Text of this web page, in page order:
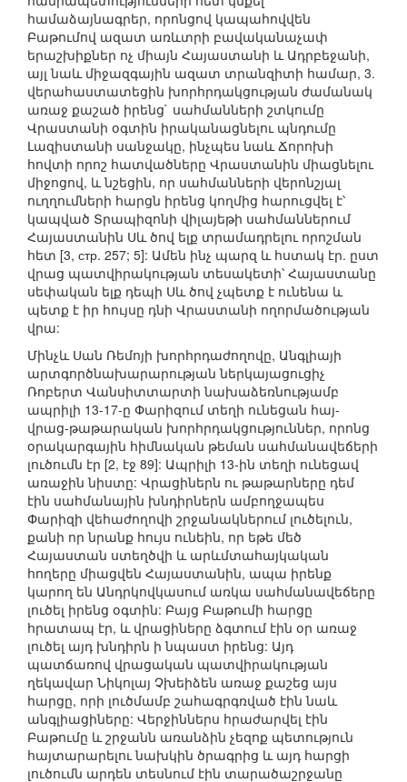
համաձայնագրեր, որոնցով կապահովվեն
Բաթումով ազատ առևտրի բավականաչափ
երաշխիքներ ոչ միայն Հայաստանի և Ադրբեջանի,
այլ նաև միջազգային ազատ տրանզիտի համար, 3.
վերահաստատեցին խորհրդակցության ժամանակ
առաջ քաշած իրենց` սահմանների շտկումը
Վրաստանի օգտին իրականացնելու պնդումը
Լազիստանի սանջակը, ինչպես նաև Ճորոխի
հովտի որոշ հատվածները Վրաստանին միացնելու
միջոցով, և նշեցին, որ սահմանների վերոնշյալ
ուղղումների հարցն իրենց կողմից հարուցվել է՝
կապված Տրապիզոնի վիլայեթի սահմաններում
Հայաստանին Սև ծով ելք տրամադրելու որոշման
հետ [3, стр. 257; 5]: Ամեն ինչ պարզ և հստակ էր. ըստ
վրաց պատվիրակության տեսակետի՝ Հայաստանը
սեփական ելք դեպի Սև ծով չպետք է ունենա և
պետք է իր հույսը դնի Վրաստանի ողորմածության
վրա:
Մինչև Սան Ռեմոյի խորհրդաժողովը, Անգլիայի
արտգործնախարարության ներկայացուցիչ
Ռոբերտ Վանսիտտարտի նախաձեռնությամբ
ապրիլի 13-17-ը Փարիզում տեղի ունեցան հայ-
վրաց-թաթարական խորհրդակցություններ, որոնց
օրակարգային հիմնական թեման սահմանավեճերի
լուծումն էր [2, էջ 89]: Ապրիլի 13-ին տեղի ունեցավ
առաջին նիստը: Վրացիներն ու թաթարները դեմ
էին սահմանային խնդիրներն ամբողջապես
Փարիզի վեհաժողովի շրջանակներում լուծելուն,
քանի որ նրանք հույս ունեին, որ եթե մեծ
Հայաստան ստեղծվի և արևմտահայկական
հողերը միացվեն Հայաստանին, ապա իրենք
կարող են Անդրկովկասում առկա սահմանավեճերը
լուծել իրենց օգտին: Բայց Բաթումի հարցը
հրատապ էր, և վրացիները ձգտում էին օր առաջ
լուծել այդ խնդիրն ի նպաստ իրենց: Այդ
պատճառով վրացական պատվիրակության
ղեկավար Նիկոլայ Չխեիձեն առաջ քաշեց այս
հարցը, որի լուծմամբ շահագրգռված էին նաև
անգլիացիները: Վերջիններս հրաժարվել էին
Բաթումը և շրջանն առանձին չեզոք պետություն
հայտարարելու նախկին ծրագրից և այդ հարցի
լուծումն արդեն տեսնում էին տարածաշրջանը